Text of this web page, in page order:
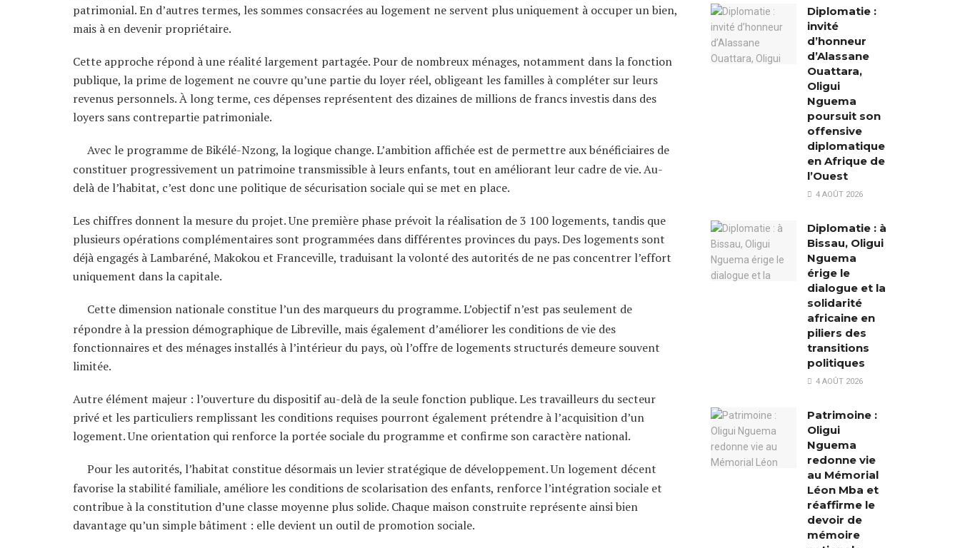
patrimonial. En d’autres termes, les sommes consacrées au logement ne servent plus uniquement à occuper un bien,
mais à en devenir propriétaire.
Cette approche répond à une réalité largement partagée. Pour de nombreux ménages, notamment dans la fonction
publique, la prime de logement ne couvre qu’une partie du loyer réel, obligeant les familles à compléter sur leurs
revenus personnels. À long terme, ces dépenses représentent des dizaines de millions de francs investis dans des
loyers sans contrepartie patrimoniale.
Avec le programme de Bikélé-Nzong, la logique change. L’ambition affichée est de permettre aux bénéficiaires de
constituer progressivement un patrimoine transmissible à leurs enfants, tout en améliorant leur cadre de vie. Au-
delà de l’habitat, c’est donc une politique de sécurisation sociale qui se met en place.
Les chiffres donnent la mesure du projet. Une première phase prévoit la réalisation de 3 100 logements, tandis que
plusieurs opérations complémentaires sont programmées dans différentes provinces du pays. Des logements sont
déjà engagés à Lambaréné, Makokou et Franceville, traduisant la volonté des autorités de ne pas concentrer l’effort
uniquement dans la capitale.
Cette dimension nationale constitue l’un des marqueurs du programme. L’objectif n’est pas seulement de
répondre à la pression démographique de Libreville, mais également d’améliorer les conditions de vie des
fonctionnaires et des ménages installés à l’intérieur du pays, où l’offre de logements structurés demeure souvent
limitée.
Autre élément majeur : l’ouverture du dispositif au-delà de la seule fonction publique. Les travailleurs du secteur
privé et les particuliers remplissant les conditions requises pourront également prétendre à l’acquisition d’un
logement. Une orientation qui renforce la portée sociale du programme et confirme son caractère national.
Pour les autorités, l’habitat constitue désormais un levier stratégique de développement. Un logement décent
favorise la stabilité familiale, améliore les conditions de scolarisation des enfants, renforce l’intégration sociale et
contribue à la constitution d’une classe moyenne plus solide. Chaque maison construite représente ainsi bien
davantage qu’un simple bâtiment : elle devient un outil de promotion sociale.
Diplomatie :
invité
d’honneur
d’Alassane
Ouattara,
Oligui
Nguema
poursuit son
offensive
diplomatique
en Afrique de
l’Ouest
4 AOÛT 2026
Diplomatie : à
Bissau, Oligui
Nguema
érige le
dialogue et la
solidarité
africaine en
piliers des
transitions
politiques
4 AOÛT 2026
Patrimoine :
Oligui
Nguema
redonne vie
au Mémorial
Léon Mba et
réaffirme le
devoir de
mémoire